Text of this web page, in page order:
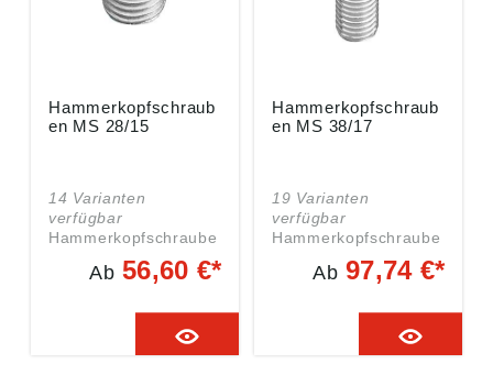
Hammerkopfschraub
en MS 28/15
14 Varianten
verfügbar
Hammerkopfschraube
n HS 28/15, Stahl 8.8,
verzinkt,
Geeignet für Profil
28/12, 28/15, 28/28,
28/38, 26/26 und
Ab56,60 €*
Hammerkopfschraub
en MS 38/17
19 Varianten
verfügbar
Hammerkopfschraube
n HS 38/17, Stahl 4.6,
verzinkt,
Geeignet für Profil
38/17, 36/36, 38/45
und 36/20 •
Ab97,74 €*